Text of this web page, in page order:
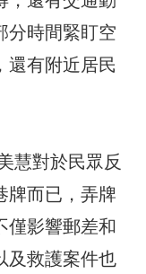
分時間緊盯空
還有附近居民
慧對於民眾反
牌而已，弄牌
僅影響郵差和
及救護案件也